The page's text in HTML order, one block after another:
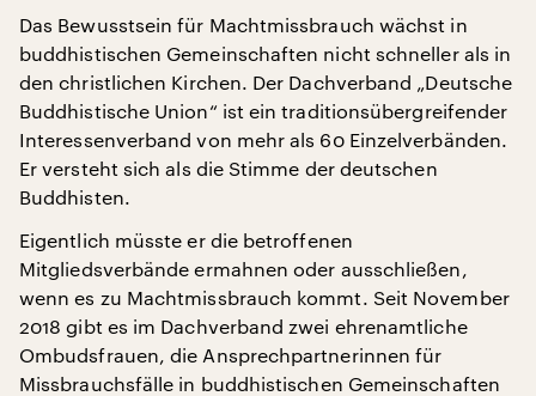
Das Bewusstsein für Machtmissbrauch wächst in
buddhistischen Gemeinschaften nicht schneller als in
den christlichen Kirchen. Der Dachverband „Deutsche
Buddhistische Union“ ist ein traditionsübergreifender
Interessenverband von mehr als 60 Einzelverbänden.
Er versteht sich als die Stimme der deutschen
Buddhisten.
Eigentlich müsste er die betroffenen
Mitgliedsverbände ermahnen oder ausschließen,
wenn es zu Machtmissbrauch kommt. Seit November
2018 gibt es im Dachverband zwei ehrenamtliche
Ombudsfrauen, die Ansprechpartnerinnen für
Missbrauchsfälle in buddhistischen Gemeinschaften